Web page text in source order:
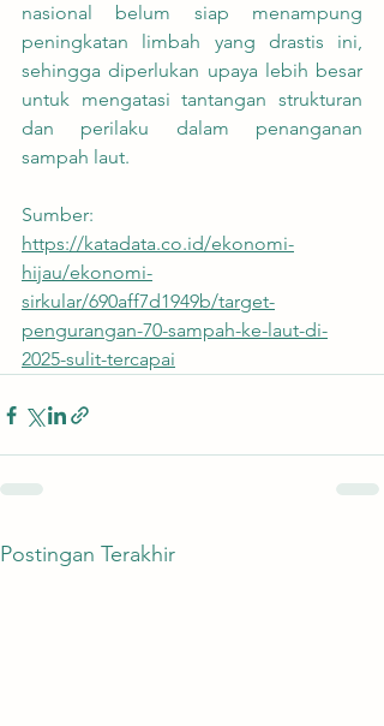
nasional belum siap menampung
peningkatan limbah yang drastis ini,
sehingga diperlukan upaya lebih besar
untuk mengatasi tantangan strukturan
dan perilaku dalam penanganan
sampah laut.
Sumber:
https://katadata.co.id/ekonomi-
hijau/ekonomi-
sirkular/690aff7d1949b/target-
pengurangan-70-sampah-ke-laut-di-
2025-sulit-tercapai
Postingan Terakhir